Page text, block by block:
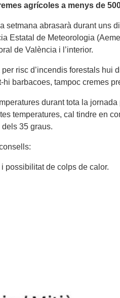
agrícoles a menys de
setmana abrasarà durant uns
Estatal de Meteorologia
de València i l’interior.
risc d’incendis forestals
barbacoes, tampoc cremes
durant tota la
temperatures, cal tindre en
35 graus.
possibilitat de colps de calor.